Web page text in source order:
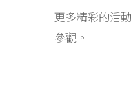
更多精彩的活
參觀。